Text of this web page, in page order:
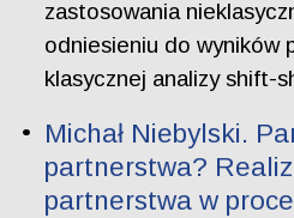
zastosowania
odniesieniu do wyników
klasycznej analizy shift-
Michał Niebylski.
partnerstwa?
partnerstwa w